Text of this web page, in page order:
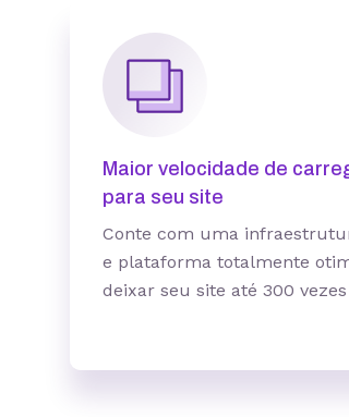
Domínio grátis
Migração grátis
Criador de Sites grátis
Armazenamento
Suporte 24/7 com especialistas
Maior velocidade de
para seu site
Conte com uma
e plataforma totalmente
deixar seu site até 300